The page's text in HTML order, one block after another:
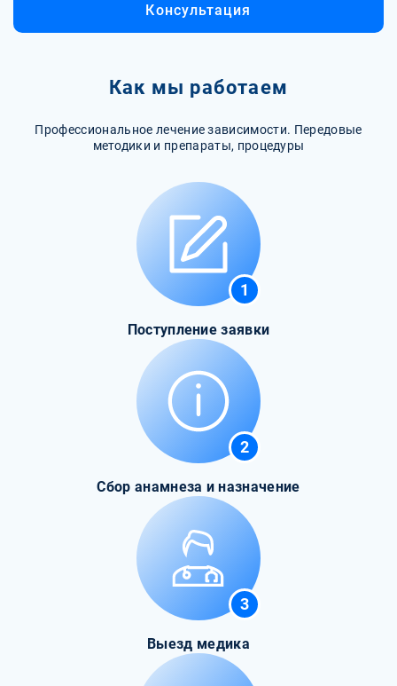
Консультация
Как мы работаем
Профессиональное лечение зависимости. Передовые
методики и препараты, процедуры
1
Поступление заявки
2
Сбор анамнеза и назначение
3
Выезд медика